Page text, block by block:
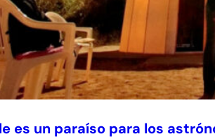
es un paraíso para los